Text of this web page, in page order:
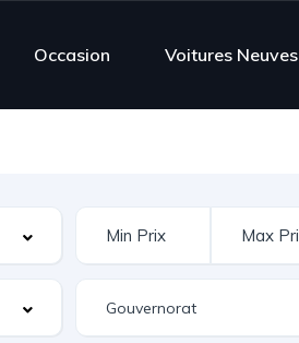
Occasion Voitures Neuves